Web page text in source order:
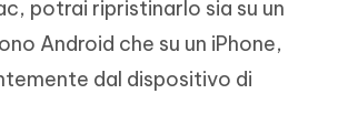
potrai ripristinarlo sia su un
Android che su un iPhone,
dal dispositivo di